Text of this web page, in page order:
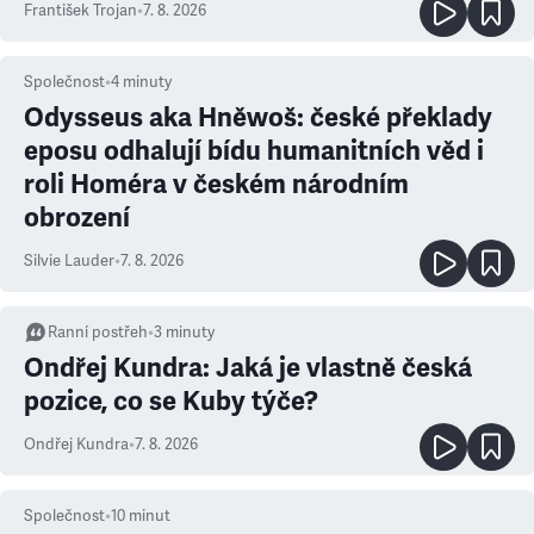
František Trojan•7. 8. 2026
Společnost•4 minuty
Odysseus aka Hněwoš: české překlady
eposu odhalují bídu humanitních věd i
roli Homéra v českém národním
obrození
Silvie Lauder•7. 8. 2026
Ranní postřeh•3 minuty
Ondřej Kundra: Jaká je vlastně česká
pozice, co se Kuby týče?
Ondřej Kundra•7. 8. 2026
Společnost•10 minut